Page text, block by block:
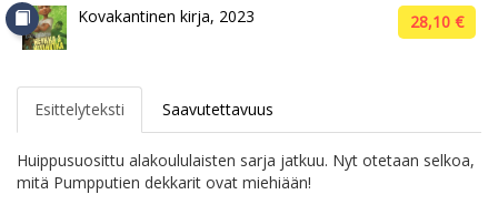
Kovakantinen kirja, 2023 28,10 €
Esittelyteksti Saavutettavuus
Huippusuosittu alakoululaisten sarja jatkuu. Nyt otetaan selkoa,
mitä Pumpputien dekkarit ovat miehiään!